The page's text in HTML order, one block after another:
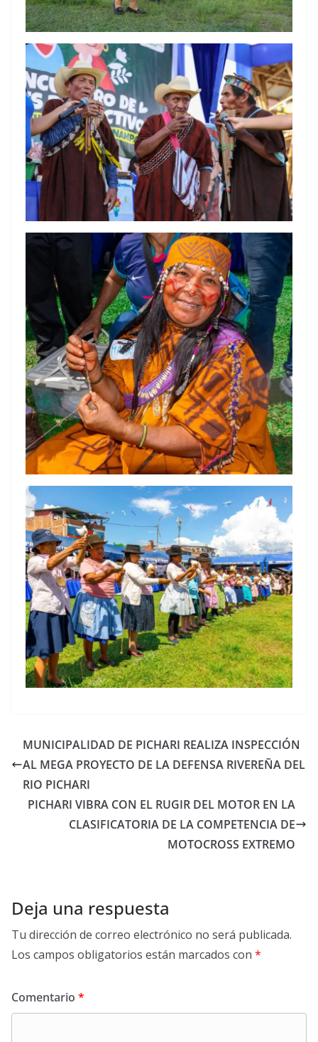
MUNICIPALIDAD DE PICHARI REALIZA INSPECCIÓN
AL MEGA PROYECTO DE LA DEFENSA RIVEREÑA DEL
RIO PICHARI
PICHARI VIBRA CON EL RUGIR DEL MOTOR EN LA
CLASIFICATORIA DE LA COMPETENCIA DE
MOTOCROSS EXTREMO
Deja una respuesta
Tu dirección de correo electrónico no será publicada.
Los campos obligatorios están marcados con *
Comentario *